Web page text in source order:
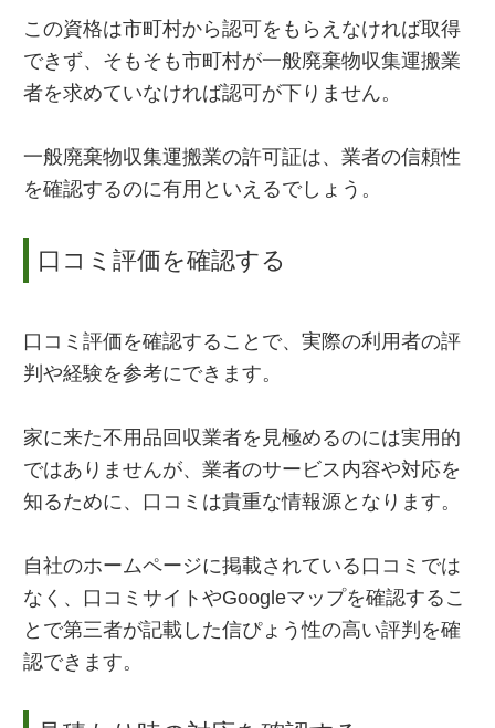
この資格は市町村から認可をもらえなければ取得
できず、そもそも市町村が一般廃棄物収集運搬業
者を求めていなければ認可が下りません。
一般廃棄物収集運搬業の許可証は、業者の信頼性
を確認するのに有用といえるでしょう。
口コミ評価を確認する
口コミ評価を確認することで、実際の利用者の評
判や経験を参考にできます。
家に来た不用品回収業者を見極めるのには実用的
ではありませんが、業者のサービス内容や対応を
知るために、口コミは貴重な情報源となります。
自社のホームページに掲載されている口コミでは
なく、口コミサイトやGoogleマップを確認するこ
とで第三者が記載した信ぴょう性の高い評判を確
認できます。